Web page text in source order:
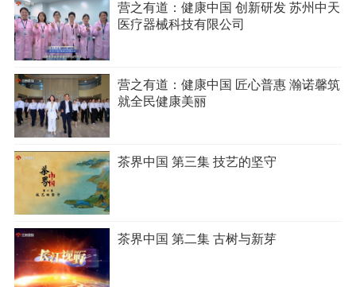
营之有道：健康中国 创新研发 苏州中天
医疗器械科技有限公司
营之有道：健康中国 匠心普惠 瀚诺馨筑
就全民健康美丽
茶界中国 第三集 技艺的坚守
茶界中国 第二集 古树与新芽